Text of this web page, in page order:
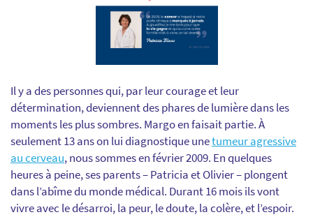
Il y a des personnes qui, par leur courage et leur
détermination, deviennent des phares de lumière dans les
moments les plus sombres. Margo en faisait partie.À
seulement 13 ans on lui diagnostique unetumeur agressive
au cerveau, nous sommes en février 2009. En quelques
heures à peine, ses parents – Patricia et Olivier – plongent
dans l’abîme du monde médical. Durant 16 mois ils vont
vivre avec le désarroi, la peur, le doute, la colère, et l’espoir.